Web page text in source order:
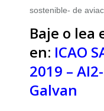
sostenible- de
Baje o lea
en: ICAO
2019 –
Galvan